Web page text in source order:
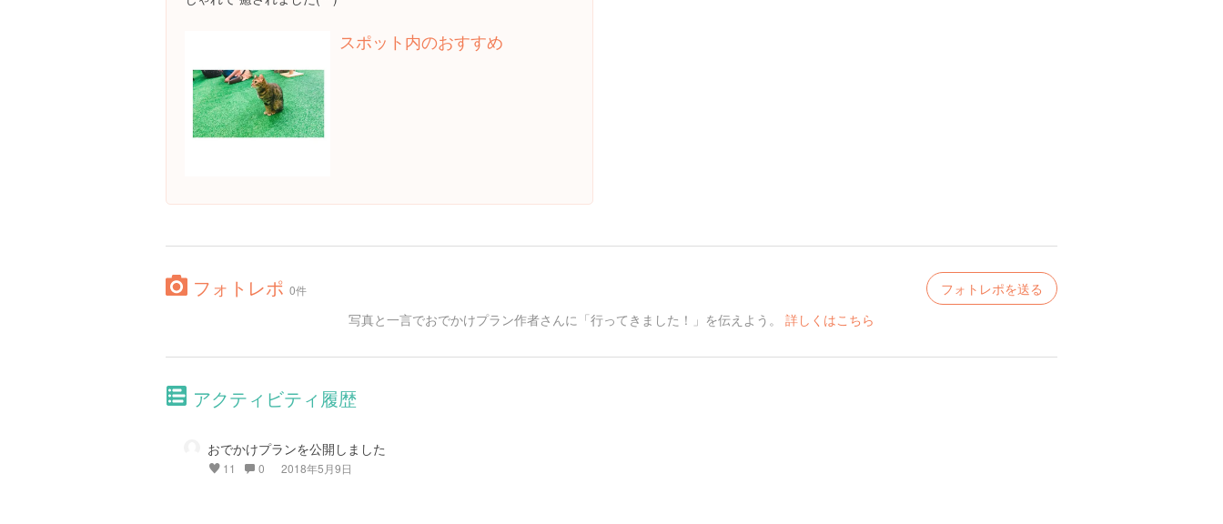
スポット内のおすすめ
フォトレポ 0件
フォトレポを送る
写真と一言でおでかけプラン作者さんに「行ってきました！」を伝えよう。 詳しくはこちら
アクティビティ履歴
おでかけプランを公開しました
11 0 2018年5月9日